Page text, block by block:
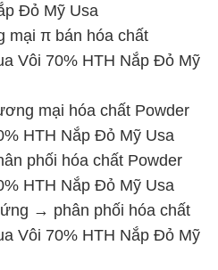
Đỏ Mỹ Usa
mại π bán hóa chất
Vôi 70% HTH Nắp Đỏ Mỹ
mại hóa chất Powder
HTH Nắp Đỏ Mỹ Usa
phối hóa chất Powder
HTH Nắp Đỏ Mỹ Usa
→ phân phối hóa chất
Vôi 70% HTH Nắp Đỏ Mỹ